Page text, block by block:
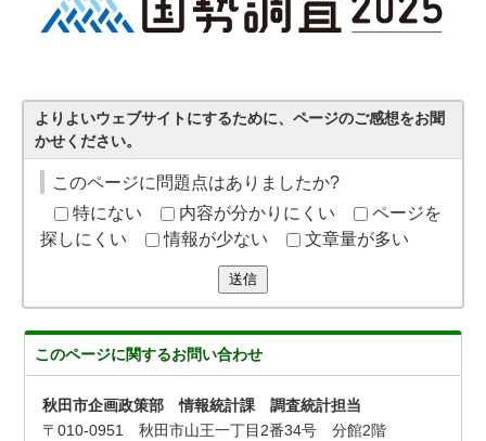
よりよいウェブサイトにするために、ページのご感想をお聞
かせください。
このページに問題点はありましたか?
特にない
内容が分かりにくい
ページを
探しにくい
情報が少ない 文章量が多い
送信
このページに関するお問い合わせ
秋田市企画政策部 情報統計課 調査統計担当
〒010-0951 秋田市山王一丁目2番34号 分館2階